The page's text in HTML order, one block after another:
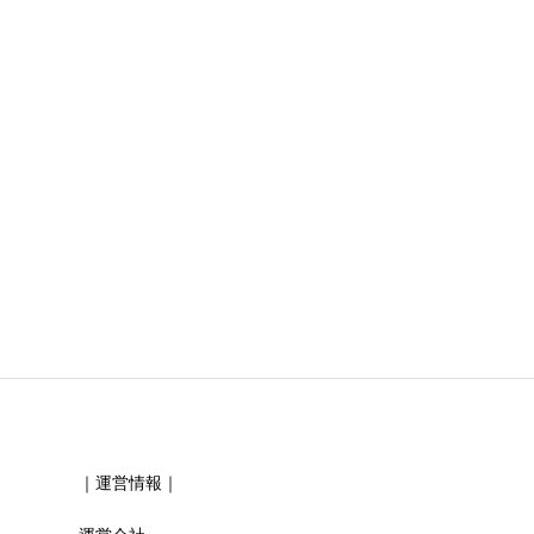
｜運営情報｜